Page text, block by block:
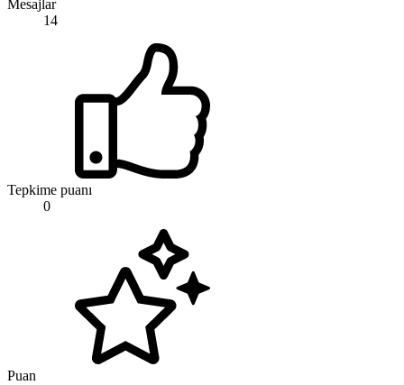
Mesajlar
14
Tepkime puanı
0
Puan